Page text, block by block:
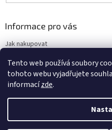
Tento web používá soubory
tohoto webu vyjadřujete
informacízde.
Informace pro vás
Jak nakupovat
Podmínky ochrany osobních údajů